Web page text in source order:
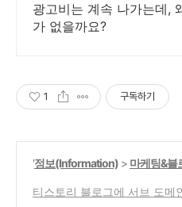
광고비는 계속 나가는데,
가 없을까요?
1 구독하기
'정보(Information) > 마케팅&블
티스토리 블로그에 서브 도메